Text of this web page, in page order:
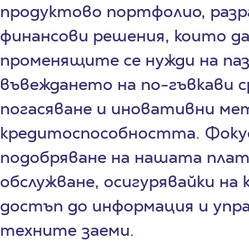
продуктово портфолио,
финансови решения, които
променящите се нужди на
въвеждането на по-гъвкави
погасяване и иновативни
кредитоспособността.
подобряване на нашата
обслужване, осигурявайки
достъп до информация и
техните заеми.